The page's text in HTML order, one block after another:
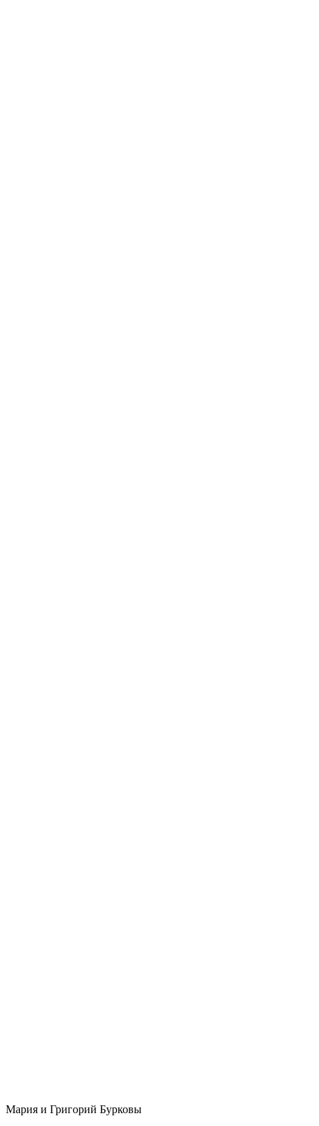
Мария и Григорий Бурковы